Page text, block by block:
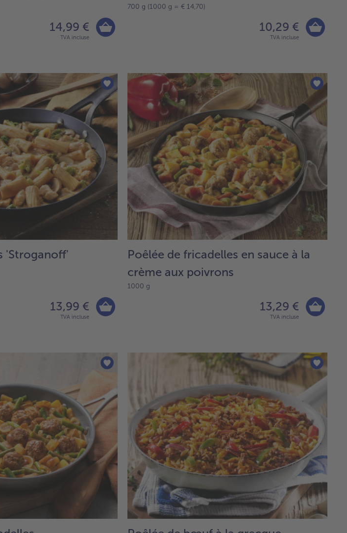
14,99 €
TVA incluse
700 g (1000 g = € 14,70)
10,29 €
TVA incluse
'Stroganoff'
13,99 €
TVA incluse
Poêlée de fricadelles en sauce à la
crème aux poivrons
1000 g
13,29 €
TVA incluse